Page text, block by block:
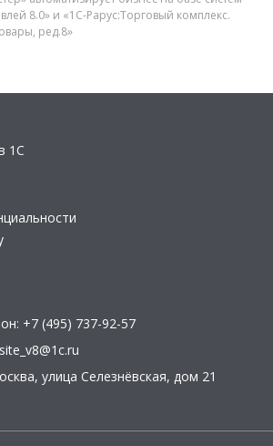
8.0» и «1С-Рарус:Торговый комплекс.
ред.8»
1С
+7 (495) 737-92-57
site_v8@1c.ru
, улица Селезнёвская, дом 21